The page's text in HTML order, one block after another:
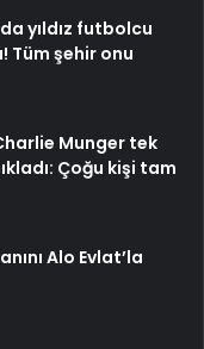
yıldız futbolcu
Tüm şehir onu
Munger tek
Çoğu kişi tam
Alo Evlat’la